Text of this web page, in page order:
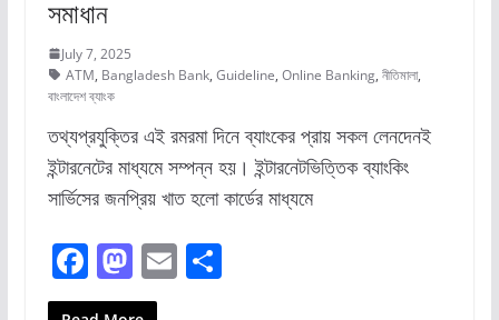
সমাধান
July 7, 2025
ATM, Bangladesh Bank, Guideline, Online Banking, নীতিমালা,
বাংলাদেশ ব্যাংক
তথ্যপ্রযুক্তির এই রমরমা দিনে ব্যাংকের প্রায় সকল লেনদেনই
ইন্টারনেটের মাধ্যমে সম্পন্ন হয়। ইন্টারনেটভিত্তিক ব্যাংকিং
সার্ভিসের জনপ্রিয় খাত হলো কার্ডের মাধ্যমে
F
a
M
a
E S